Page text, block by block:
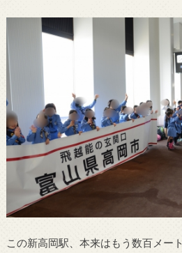
この新高岡駅、本来はもう数百メー